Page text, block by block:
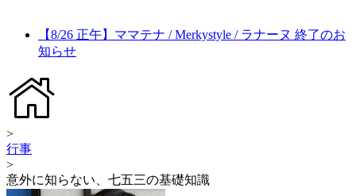
【8/26 正午】ママテナ / Merkystyle / ラナーヌ 終了のお
知らせ
>
行事
>
意外に知らない、七五三の基礎知識